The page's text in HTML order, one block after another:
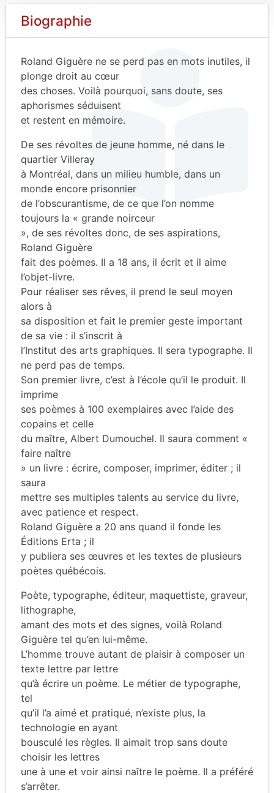
Biographie
Roland Giguère ne se perd pas en mots inutiles, il
plonge droit au cœur
des choses. Voilà pourquoi, sans doute, ses
aphorismes séduisent
et restent en mémoire.
De ses révoltes de jeune homme, né dans le
quartier Villeray
à Montréal, dans un milieu humble, dans un
monde encore prisonnier
de l’obscurantisme, de ce que l’on nomme
toujours la « grande noirceur
», de ses révoltes donc, de ses aspirations,
Roland Giguère
fait des poèmes. Il a 18 ans, il écrit et il aime
l’objet-livre.
Pour réaliser ses rêves, il prend le seul moyen
alors à
sa disposition et fait le premier geste important
de sa vie : il s’inscrit à
l’Institut des arts graphiques. Il sera typographe. Il
ne perd pas de temps.
Son premier livre, c’est à l’école qu’il le produit. Il
imprime
ses poèmes à 100 exemplaires avec l’aide des
copains et celle
du maître, Albert Dumouchel. Il saura comment «
faire naître
» un livre : écrire, composer, imprimer, éditer ; il
saura
mettre ses multiples talents au service du livre,
avec patience et respect.
Roland Giguère a 20 ans quand il fonde les
Éditions Erta ; il
y publiera ses œuvres et les textes de plusieurs
poètes québécois.
Poète, typographe, éditeur, maquettiste, graveur,
lithographe,
amant des mots et des signes, voilà Roland
Giguère tel qu’en lui-même.
L’homme trouve autant de plaisir à composer un
texte lettre par lettre
qu’à écrire un poème. Le métier de typographe,
tel
qu’il l’a aimé et pratiqué, n’existe plus, la
technologie en ayant
bousculé les règles. Il aimait trop sans doute
choisir les lettres
une à une et voir ainsi naître le poème. Il a préféré
s’arrêter.